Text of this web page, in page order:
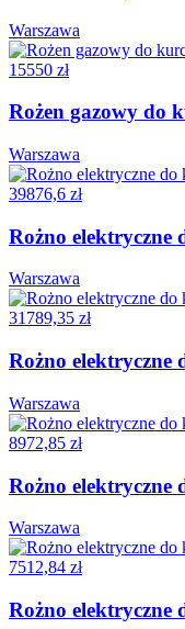
Warszawa
15550 zł
Rożen gazowy do
Warszawa
39876,6 zł
Rożno elektryczne
Warszawa
31789,35 zł
Rożno elektryczne
Warszawa
8972,85 zł
Rożno elektryczne
Warszawa
7512,84 zł
Rożno elektryczne